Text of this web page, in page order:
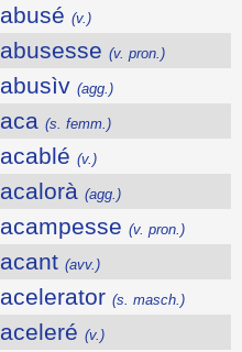
abusé (v.)
abusesse (v. pron.)
abusìv (agg.)
aca (s. femm.)
acablé (v.)
acalorà (agg.)
acampesse (v. pron.)
acant (avv.)
acelerator (s. masch.)
aceleré (v.)